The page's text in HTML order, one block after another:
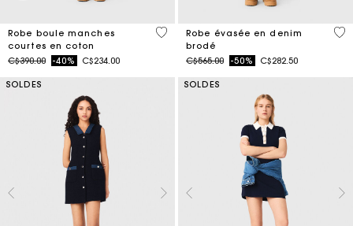
Robe boule manches
courtes en coton
Price reduced from
C$390.00to-40% C$234.00
4,5 out of 5 Customer Rating
Robe évasée en denim
brodé
Price reduced from
C$565.00to-50% C$282.50
3,3
SOLDES SOLDES